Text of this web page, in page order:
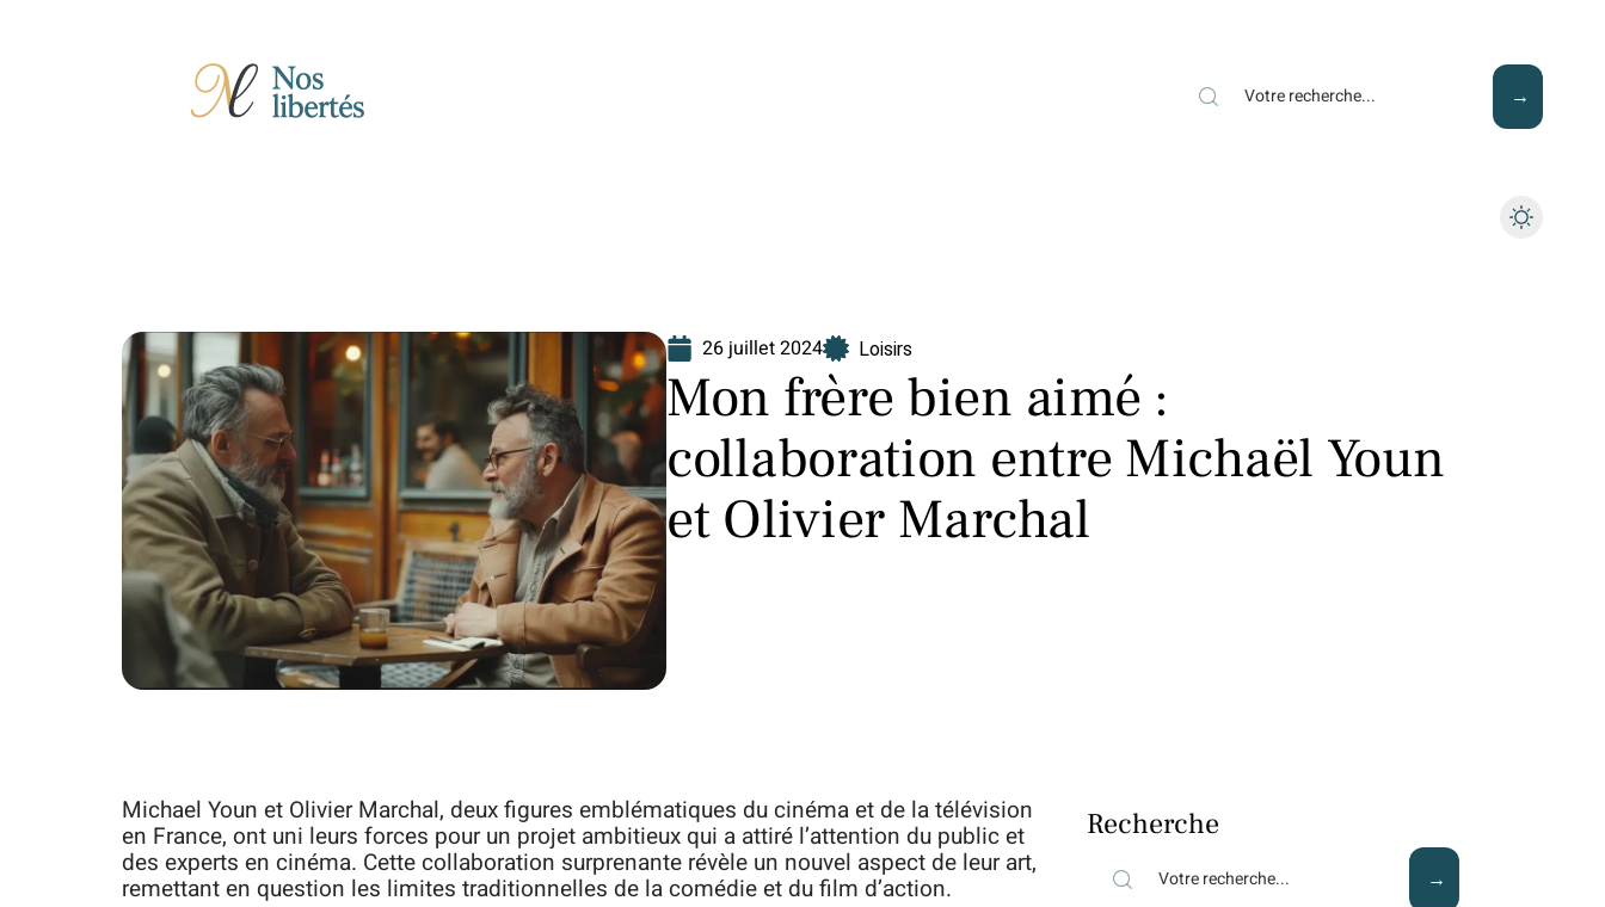
26 juillet 2024 Loisirs
Mon frère bien aimé :
collaboration entre Michaël Youn
et Olivier Marchal
Michael Youn et Olivier Marchal, deux figures emblématiques du cinéma et de la télévision
en France, ont uni leurs forces pour un projet ambitieux qui a attiré l’attention du public et
des experts en cinéma. Cette collaboration surprenante révèle un nouvel aspect de leur art,
remettant en question les limites traditionnelles de la comédie et du film d’action.
Recherche